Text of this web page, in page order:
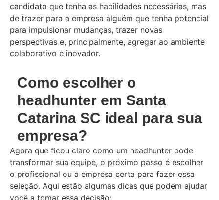
candidato que tenha as habilidades necessárias, mas
de trazer para a empresa alguém que tenha potencial
para impulsionar mudanças, trazer novas
perspectivas e, principalmente, agregar ao ambiente
colaborativo e inovador.
Como escolher o
headhunter em Santa
Catarina SC ideal para sua
empresa?
Agora que ficou claro como um headhunter pode
transformar sua equipe, o próximo passo é escolher
o profissional ou a empresa certa para fazer essa
seleção. Aqui estão algumas dicas que podem ajudar
você a tomar essa decisão: